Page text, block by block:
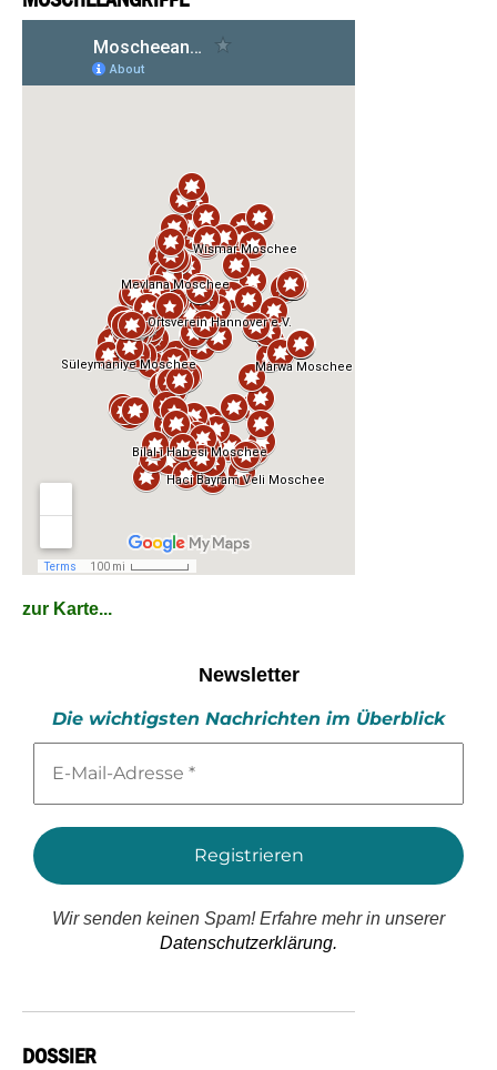
zur Karte...
Newsletter
Die wichtigsten Nachrichten im Überblick
Mail-
*
Wir senden keinen Spam! Erfahre mehr in unserer
Datenschutzerklärung.
DOSSIER